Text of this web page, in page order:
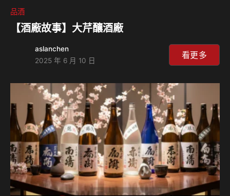
品酒
【酒廠故事】大芹釀酒廠
aslanchen
2025 年 6 月 10 日
看更多